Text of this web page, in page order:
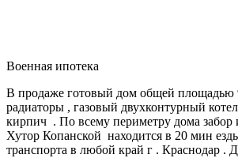
Военная ипотека
В продаже готовый дом общей площадью
радиаторы , газовый двухконтурный
кирпич . По всему периметру дома забор
Хутор Копанской находится в 20 мин
транспорта в любой край г . Краснодар .